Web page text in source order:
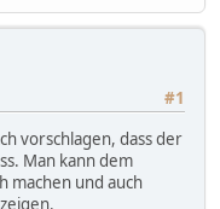
#1
vorschlagen, dass der
Man kann dem
machen und auch